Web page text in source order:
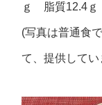
ｇ 脂質12.4ｇ
(写真は普通食
て、提供してい